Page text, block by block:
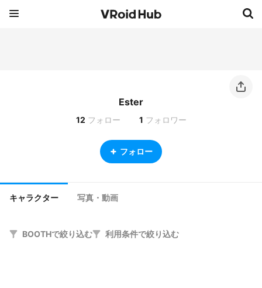
Ester
12 フォロー 1 フォロワー
フォロー
キャラクター 写真・動画
BOOTHで絞り込む 利用条件で絞り込む